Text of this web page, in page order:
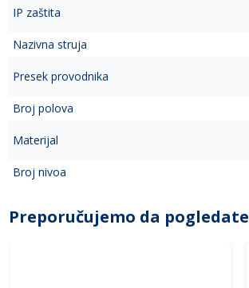
IP zaštita
Nazivna struja
Presek provodnika
Broj polova
Materijal
Broj nivoa
Preporučujemo da pogledate